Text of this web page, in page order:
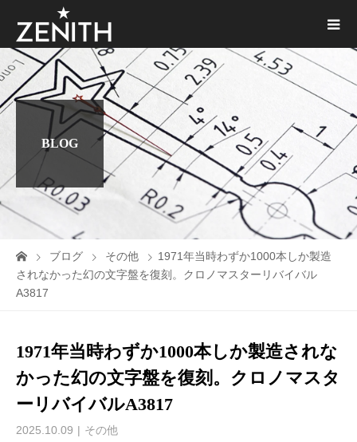
BLOG
ブログ その他
1971年当時わずか1000本しか製造
されなかった幻の文字盤を復刻。クロノマスターリバイバル
A3817
1971年当時わずか1000本しか製造されな
かった幻の文字盤を復刻。クロノマスタ
ーリバイバルA3817
2025.10.09 その他